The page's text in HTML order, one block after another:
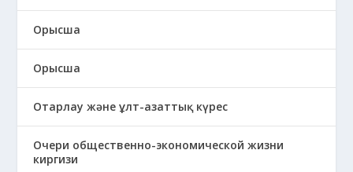
Орысша
Орысша
Отарлау және ұлт-азаттық күрес
Очери общественно-экономической жизни
киргизи